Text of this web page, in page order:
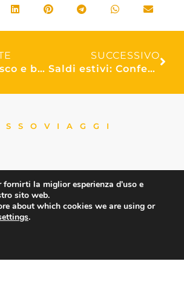
Consumi, fisco e burocrazia, saldi nel commercio, turismo e tregua in Medio Oriente: le attività di Confesercenti a giugno
SUCCESSIVO
Saldi estivi: Confesercenti-Ipsos, al via sabato 4 luglio. Sette italiani su dieci pronti, budget medio 209 euro a testa. Al top calzature e maglieria estiva
Contatti
fornirti la miglior esperienza d'uso e
sito web.
about which cookies we are using or
.